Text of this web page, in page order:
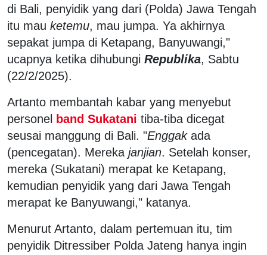
di Bali, penyidik yang dari (Polda) Jawa Tengah
itu mau ketemu, mau jumpa. Ya akhirnya
sepakat jumpa di Ketapang, Banyuwangi,"
ucapnya ketika dihubungi Republika, Sabtu
(22/2/2025).
Artanto membantah kabar yang menyebut
personel
band Sukatani tiba-tiba dicegat
seusai manggung di Bali. "Enggakada
(pencegatan). Mereka janjian. Setelah konser,
mereka (Sukatani) merapat ke Ketapang,
kemudian penyidik yang dari Jawa Tengah
merapat ke Banyuwangi," katanya.
Menurut Artanto, dalam pertemuan itu, tim
penyidik Ditressiber Polda Jateng hanya ingin